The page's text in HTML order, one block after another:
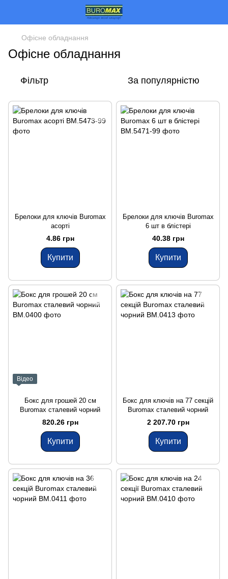
Офісне обладнання
Офісне обладнання
Фільтр За популярністю
Брелоки для ключів Buromax
асорті
4.86 грн
Купити
Брелоки для ключів Buromax
6 шт в блістері
40.38 грн
Купити
Відео
Бокс для грошей 20 см
Buromax сталевий чорний
820.26 грн
Купити
Бокс для ключів на 77 секцій
Buromax сталевий чорний
2 207.70 грн
Купити